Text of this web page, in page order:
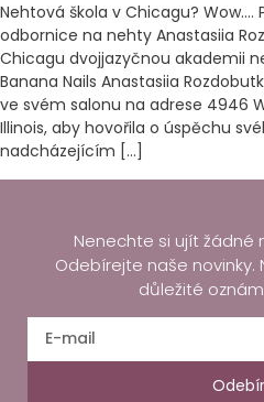
Nehtová škola v Chicagu? Wow….
odbornice na nehty Anastasiia
Chicagu dvojjazyčnou akademii
Banana Nails Anastasiia
ve svém salonu na adrese 4946
Illinois, aby hovořila o úspěchu
nadcházejícím […]
Nenechte si ujít žádné
Odebírejte naše
důležité